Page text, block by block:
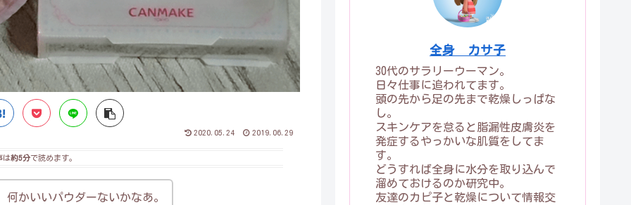
2020.05.24 2019.06.29
は約5分で読めます。
何かいいパウダーないかなあ。
全身 カサ子
30代のサラリーウーマン。
日々仕事に追われてます。
頭の先から足の先まで乾燥しっぱな
し。
スキンケアを怠ると脂漏性皮膚炎を
発症するやっかいな肌質をしてま
す。
どうすれば全身に水分を取り込んで
溜めておけるのか研究中。
友達のカピ子と乾燥について情報交